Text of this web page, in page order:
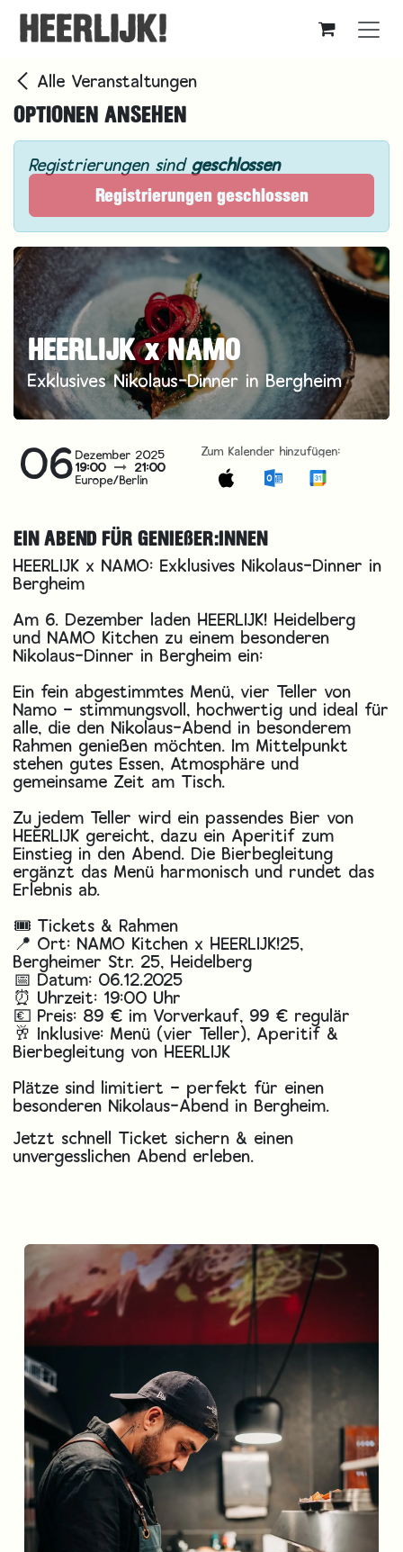
Zum Inhalt springen
Alle Veranstaltungen
OPTIONEN ANSEHEN
Registrierungen sind geschlossen
Registrierungen geschlossen
HEERLIJK x NAMO
Exklusives Nikolaus-Dinner in Bergheim
06Dezember 2025
19:00 21:00
Europe/Berlin
Zum Kalender hinzufügen:
EIN ABEND FÜR GENIEßER:INNEN
HEERLIJK x NAMO: Exklusives Nikolaus-Dinner in
Bergheim
Am 6. Dezember laden HEERLIJK! Heidelberg
und NAMO Kitchen zu einem besonderen
Nikolaus-Dinner in Bergheim ein:
Ein fein abgestimmtes Menü, vier Teller von
Namo – stimmungsvoll, hochwertig und ideal für
alle, die den Nikolaus-Abend in besonderem
Rahmen genießen möchten. Im Mittelpunkt
stehen gutes Essen, Atmosphäre und
gemeinsame Zeit am Tisch.
Zu jedem Teller wird ein passendes Bier von
HEERLIJK gereicht, dazu ein Aperitif zum
Einstieg in den Abend. Die Bierbegleitung
ergänzt das Menü harmonisch und rundet das
Erlebnis ab.
🎟 Tickets & Rahmen
📍 Ort: NAMO Kitchen x HEERLIJK!25,
Bergheimer Str. 25, Heidelberg
📅 Datum: 06.12.2025
⏰ Uhrzeit: 19:00 Uhr
💶 Preis: 89 € im Vorverkauf, 99 € regulär
🥂 Inklusive: Menü (vier Teller), Aperitif &
Bierbegleitung von HEERLIJK
Plätze sind limitiert – perfekt für einen
besonderen Nikolaus-Abend in Bergheim.
Jetzt schnell Ticket sichern & einen
unvergesslichen Abend erleben.